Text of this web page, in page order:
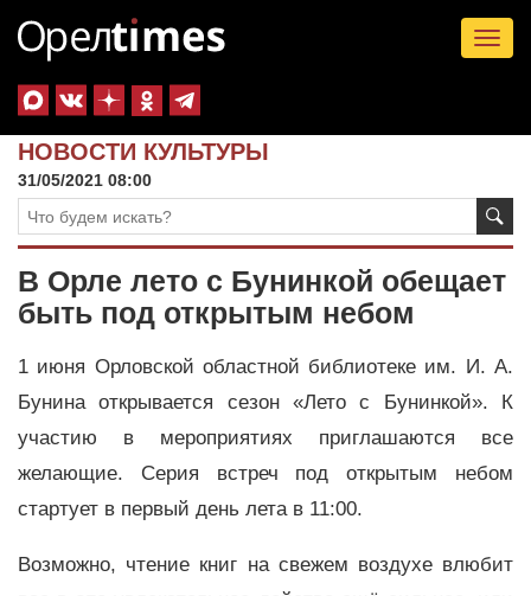
НОВОСТИ КУЛЬТУРЫ
31/05/2021 08:00
В Орле лето с Бунинкой обещает
быть под открытым небом
1 июня Орловской областной библиотеке им. И. А.
Бунина открывается сезон «Лето с Бунинкой». К
участию в мероприятиях приглашаются все
желающие. Серия встреч под открытым небом
стартует в первый день лета в 11:00.
Возможно, чтение книг на свежем воздухе влюбит